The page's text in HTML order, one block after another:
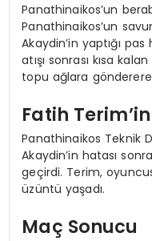
Panathinaikos’un
Panathinaikos’un
Akaydin’in yaptığı
atışı sonrası kısa
topu ağlara
Fatih
Panathinaikos Teknik
Akaydin’in hatası
geçirdi. Terim,
üzüntü yaşadı.
Maç Sonucu